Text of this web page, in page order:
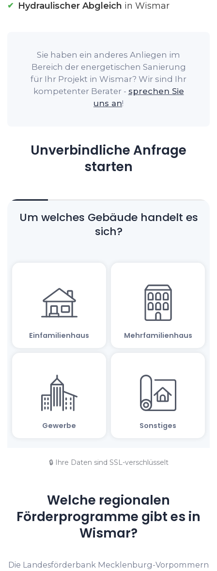
Hydraulischer Abgleich in Wismar
Sie haben ein anderes Anliegen im
Bereich der energetischen Sanierung
für Ihr Projekt in Wismar? Wir sind Ihr
kompetenter Berater - sprechen Sie
uns an!
Unverbindliche Anfrage
starten
🔒 Ihre Daten sind SSL-verschlüsselt
Welche regionalen
Förderprogramme gibt es in
Wismar?
Die Landesförderbank Mecklenburg-Vorpommern